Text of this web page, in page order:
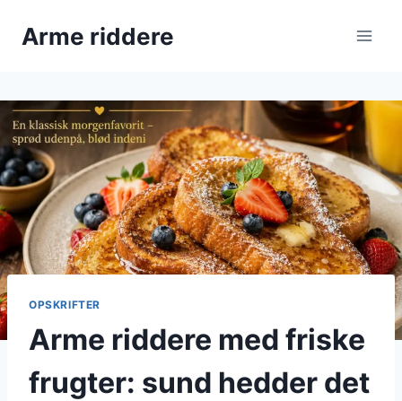
Arme riddere
OPSKRIFTER
Arme riddere med friske
frugter: sund hedder det